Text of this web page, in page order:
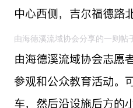
中心西侧，吉尔福德路
由海德溪流域协会志愿
参观和公众教育活动。
车，然后沿设施后方的